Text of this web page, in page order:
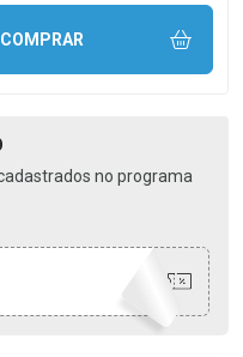
UMA UNIDADE
COMPRAR
no programa